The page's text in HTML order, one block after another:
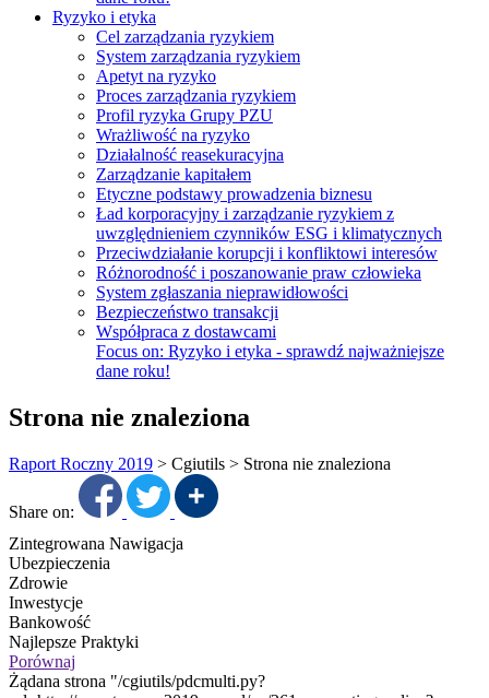
Ryzyko i etyka
Cel zarządzania ryzykiem
System zarządzania ryzykiem
Apetyt na ryzyko
Proces zarządzania ryzykiem
Profil ryzyka Grupy PZU
Wrażliwość na ryzyko
Działalność reasekuracyjna
Zarządzanie kapitałem
Etyczne podstawy prowadzenia biznesu
Ład korporacyjny i zarządzanie ryzykiem z
uwzględnieniem czynników ESG i klimatycznych
Przeciwdziałanie korupcji i konfliktowi interesów
Różnorodność i poszanowanie praw człowieka
System zgłaszania nieprawidłowości
Bezpieczeństwo transakcji
Współpraca z dostawcami
Focus on: Ryzyko i etyka - sprawdź najważniejsze
dane roku!
Strona nie znaleziona
Raport Roczny 2019 > Cgiutils > Strona nie znaleziona
Share on:
Zintegrowana Nawigacja
Ubezpieczenia
Zdrowie
Inwestycje
Bankowość
Najlepsze Praktyki
Porównaj
Żądana strona "/cgiutils/pdcmulti.py?